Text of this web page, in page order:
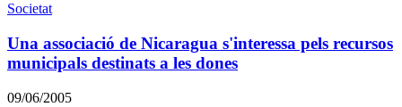
Societat
Una associació de Nicaragua s'interessa pels recursos
municipals destinats a les dones
09/06/2005